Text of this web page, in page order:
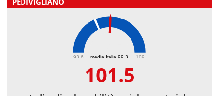
PEDIVIGLIANO
media Italia 99.3
93.6 109
101.5